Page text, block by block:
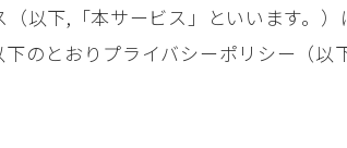
（以下,「本サービス」といいます。
下のとおりプライバシーポリシー（以